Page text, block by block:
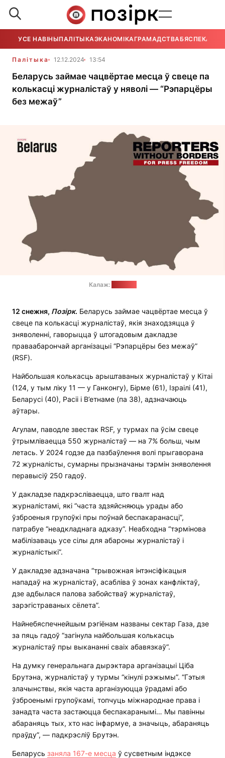
УСЕ НАВІНЫПАЛІТЫКАЭКАНОМІКАГРАМАДСТВАБЯСПЕКА
Палітыка 12.12.2024 13:54
Беларусь займае чацвёртае месца ў свеце па
колькасці журналістаў у няволі — “Рэпарцёры
без межаў”
Калаж:
12 снежня, Позірк. Беларусь займае чацвёртае месца ў
свеце па колькасці журналістаў, якія знаходзяцца ў
зняволенні, гаворыцца ў штогадовым дакладзе
праваабарончай арганізацыі “Рэпарцёры без межаў”
(RSF).
Найбольшая колькасць арыштаваных журналістаў у Кітаі
(124, у тым ліку 11 — у Ганконгу), Бірме (61), Ізраілі (41),
Беларусі (40), Расіі і В’етнаме (па 38), адзначаюць
аўтары.
Агулам, паводле звестак RSF, у турмах па ўсім свеце
ўтрымліваецца 550 журналістаў — на 7% больш, чым
летась. У 2024 годзе да пазбаўлення волі прыгаворана
72 журналісты, сумарны прызначаны тэрмін зняволення
перавысіў 250 гадоў.
У дакладзе падкрэсліваецца, што гвалт над
журналістамі, які “часта здзяйсняюць урады або
ўзброеныя групоўкі пры поўнай беспакаранасці”,
патрабуе “неадкладнага адказу”. Неабходна “тэрмінова
мабілізаваць усе сілы для абароны журналістаў і
журналістыкі”.
У дакладзе адзначана “трывожная інтэнсіфікацыя
нападаў на журналістаў, асабліва ў зонах канфліктаў,
дзе адбылася палова забойстваў журналістаў,
зарэгістраваных сёлета”.
Найнебяспечнейшым рэгіёнам названы сектар Газа, дзе
за пяць гадоў “загінула найбольшая колькасць
журналістаў пры выкананні сваіх абавязкаў”.
На думку генеральнага дырэктара арганізацыі Ціба
Брутэна, журналістаў у турмы “кінулі рэжымы”. “Гэтыя
злачынствы, якія часта арганізуюцца ўрадамі або
ўзброенымі групоўкамі, топчуць міжнароднае права і
занадта часта застаюцца беспакаранымі… Мы павінны
абараняць тых, хто нас інфармуе, а значыць, абараняць
праўду”, — падкрэсліў Брутэн.
Беларусь заняла 167-е месца ў сусветным індэксе